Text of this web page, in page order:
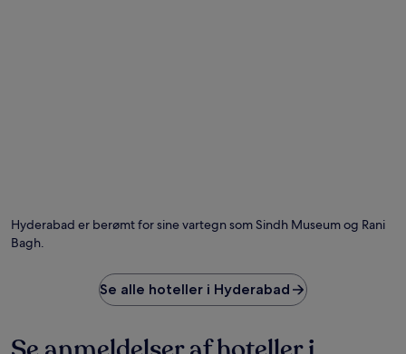
Hyderabad er berømt for sine vartegn som Sindh Museum og Rani
Bagh.
Se alle hoteller i Hyderabad